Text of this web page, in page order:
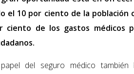
el 10 por ciento de la población
ciento de los gastos médicos
del seguro médico también